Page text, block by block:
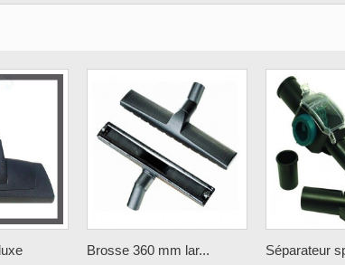
Brosse 360 mm lar... Séparateur